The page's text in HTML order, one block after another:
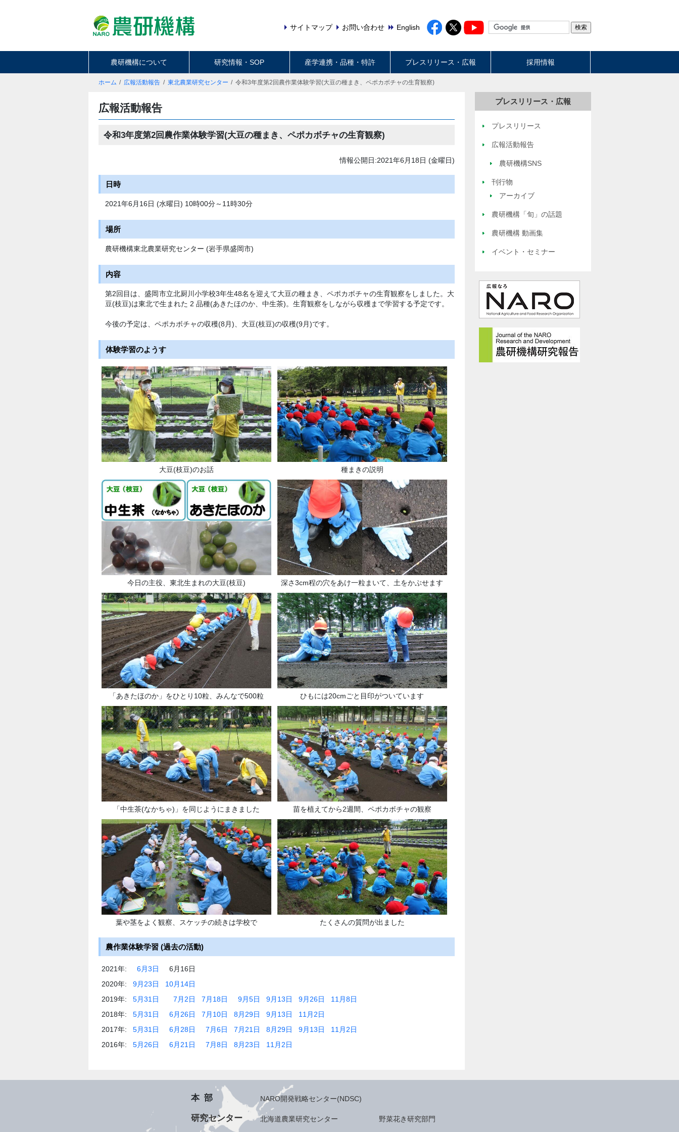
サイトマップ お問い合わせ English
農研機構について 研究情報・SOP 産学連携・品種・特許 プレスリリース・広報 採用情報
ホーム 広報活動報告 東北農業研究センター 令和3年度第2回農作業体験学習(大豆の種まき、ペポカボチャの生育観察)
広報活動報告
令和3年度第2回農作業体験学習(大豆の種まき、ペポカボチャの生育観察)
情報公開日:2021年6月18日 (金曜日)
日時
2021年6月16日 (水曜日) 10時00分～11時30分
場所
農研機構東北農業研究センター (岩手県盛岡市)
内容
第2回目は、盛岡市立北厨川小学校3年生48名を迎えて大豆の種まき、ペポカボチャの生育観察をしました。大
豆(枝豆)は東北で生まれた 2 品種(あきたほのか、中生茶)。生育観察をしながら収穫まで学習する予定です。
今後の予定は、ペポカボチャの収穫(8月)、大豆(枝豆)の収穫(9月)です。
体験学習のようす
大豆(枝豆)のお話 種まきの説明
今日の主役、東北生まれの大豆(枝豆) 深さ3cm程の穴をあけ一粒まいて、土をかぶせます
「あきたほのか」をひとり10粒、みんなで500粒 ひもには20cmごと目印がついています
「中生茶(なかちゃ)」を同じようにまきました 苗を植えてから2週間、ペポカボチャの観察
葉や茎をよく観察、スケッチの続きは学校で たくさんの質問が出ました
農作業体験学習 (過去の活動)
2021年: 6月3日
6月16日
2020年:
9月23日
10月14日
2019年:
5月31日 7月2日 7月18日 9月5日 9月13日 9月26日
11月8日
2018年:
5月31日 6月26日 7月10日 8月29日 9月13日
11月2日
2017年:
5月31日 6月28日 7月6日 7月21日 8月29日 9月13日
11月2日
2016年:
5月26日 6月21日 7月8日 8月23日 11月2日
プレスリリース・広報
プレスリリース
広報活動報告
農研機構SNS
刊行物
アーカイブ
農研機構「旬」の話題
農研機構 動画集
イベント・セミナー
本部 NARO開発戦略センター(NDSC)
研究センター 北海道農業研究センター 野菜花き研究部門